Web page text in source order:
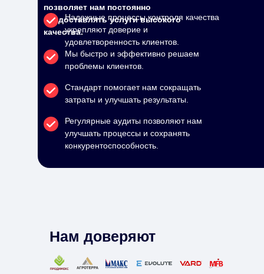
позволяет нам постоянно
предоставлять услуги высокого
качества.
Надежные процессы контроля качества
укрепляют доверие и
удовлетворенность клиентов.
Мы быстро и эффективно решаем
проблемы клиентов.
Стандарт помогает нам сокращать
затраты и улучшать результаты.
Регулярные аудиты позволяют нам
улучшать процессы и сохранять
конкурентоспособность.
Нам доверяют